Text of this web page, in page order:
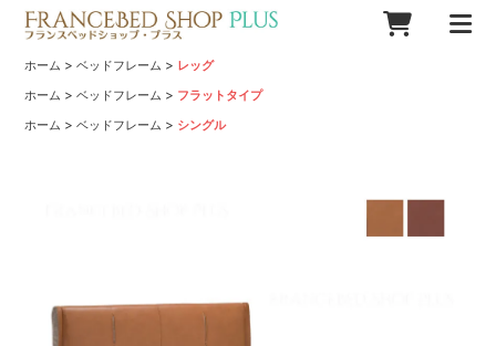
ホーム >ベッドフレーム > レッグ
ホーム >ベッドフレーム > フラットタイプ
ホーム >ベッドフレーム > シングル